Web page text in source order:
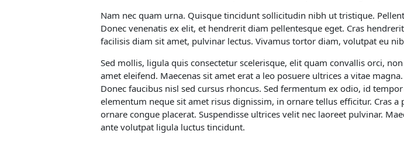
Nam nec quam urna. Quisque tincidunt sollicitudin nibh ut tristique.
Donec venenatis ex elit, et hendrerit diam pellentesque eget. Cras
facilisis diam sit amet, pulvinar lectus. Vivamus tortor diam, volutpat eu
Sed mollis, ligula quis consectetur scelerisque, elit quam convallis orci,
amet eleifend. Maecenas sit amet erat a leo posuere ultrices a vitae
Donec faucibus nisl sed cursus rhoncus. Sed fermentum ex odio, id
elementum neque sit amet risus dignissim, in ornare tellus efficitur. Cras
ornare congue placerat. Suspendisse ultrices velit nec laoreet pulvinar.
ante volutpat ligula luctus tincidunt.